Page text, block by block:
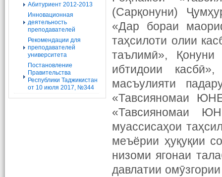
Абитуриент 2012-2013
Инновационная
деятельность
преподавателей
Рекомендации для
преподавателей
университета
Постановление
Правительства
Республики Таджикистан
от 10 июля 2017, №344
(Сарқонуни)
«Дар бораи
таҳсилоти олии
таълимӣ», Қонуни
ибтидоии
масъулияти
«Тавсияномаи
«Тавсияномаи
муассисаҳои
меъёрии ҳуқуқии
низоми ягонаи
давлатии